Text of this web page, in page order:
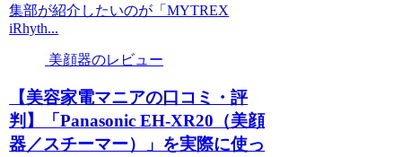
集部が紹介したいのが「MYTREX
iRhyth...
美顔器のレビュー
【美容家電マニアの口コミ・評
判】「Panasonic EH-XR20（美顔
器／スチーマー）」を実際に使っ